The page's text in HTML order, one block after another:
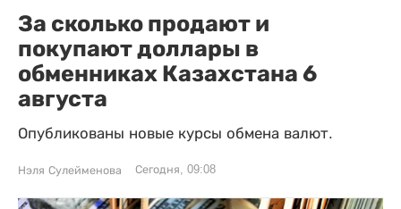
За сколько продают и
покупают доллары в
обменниках Казахстана 6
августа
Опубликованы новые курсы обмена валют.
Нэля Сулейменова Сегодня, 09:08